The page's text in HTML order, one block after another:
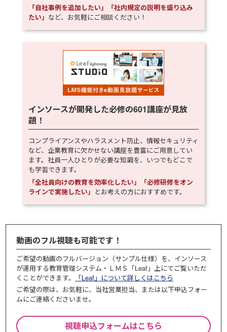
「自社事例を追加したい」「社内規定の説明を盛り込み
たい」 など、お気軽にご相談ください！
インソースが開発した必修の601講座が見放
題！
コンプライアンスやハラスメント防止、情報セキュリティ
など、企業教育に欠かせない講座を豊富にご用意してい
ます。社員一人ひとりが必要な知識を、いつでもどこで
も学習できます。
「全社員向けの教育を効率化したい」「必修研修をオン
ラインで実施したい」 とお考えの方におすすめです。
動画のフル視聴も可能です！
ご希望の動画のフルバージョン（サンプル仕様）を、インソース
が運用する教育管理システム・ＬＭＳ「Leaf」上にてご覧いただ
くことができます。
「Leaf」について詳しくはこちら
ご希望の際は、お気軽に、当社営業担当、または以下申込フォー
ムにご連絡くださいませ。
視聴申込フォームはこちら